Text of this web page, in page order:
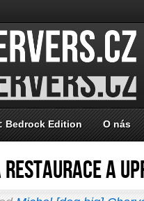
Bedrock Edition O nás
restaurace a